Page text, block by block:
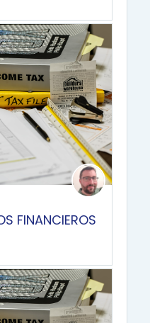
FINANCIEROS